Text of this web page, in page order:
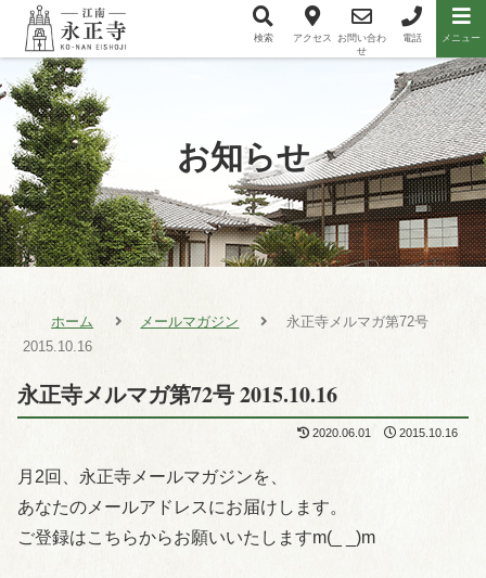
お知らせ
ホーム メールマガジン
永正寺メルマガ第72号
2015.10.16
永正寺メルマガ第72号 2015.10.16
2020.06.01 2015.10.16
月2回、永正寺メールマガジンを、
あなたのメールアドレスにお届けします。
ご登録はこちらからお願いいたしますm(_ _)m
メニュー項目 検索 アクセス
お問い合わ
せ
電話 メニュー